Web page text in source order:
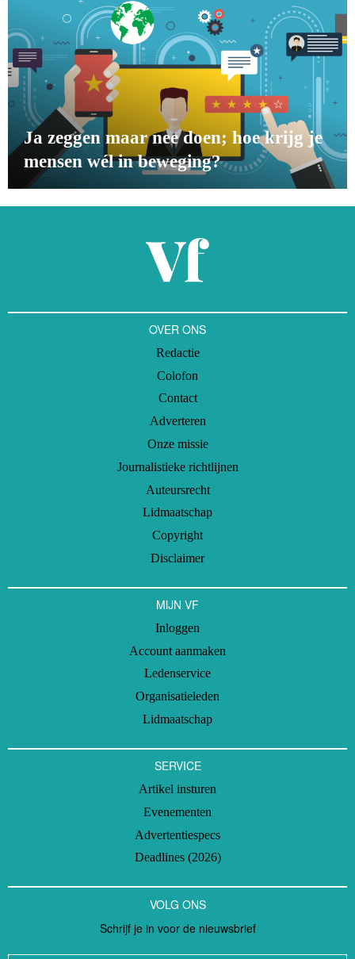
Ja zeggen maar nee doen; hoe krijg je
mensen wél in beweging?
OVER ONS
Redactie
Colofon
Contact
Adverteren
Onze missie
Journalistieke richtlijnen
Auteursrecht
Lidmaatschap
Copyright
Disclaimer
MIJN VF
Inloggen
Account aanmaken
Ledenservice
Organisatieleden
Lidmaatschap
SERVICE
Artikel insturen
Evenementen
Advertentiespecs
Deadlines (2026)
VOLG ONS
Schrijf je in voor de nieuwsbrief